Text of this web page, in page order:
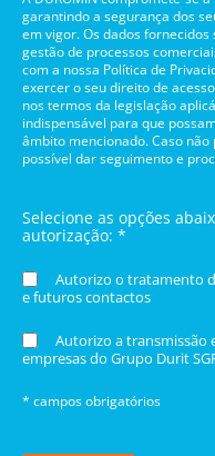
garantindo a segurança dos
em vigor. Os dados
gestão de processos
com a nossa Política de
exercer o seu direito de
nos termos da legislação
indispensável para que
âmbito mencionado. Caso
possível dar seguimento e
Selecione as opções
autorização: *
Autorizo o tratamento
e futuros contactos
Autorizo a transmissão
empresas do Grupo Durit
* campos obrigatórios